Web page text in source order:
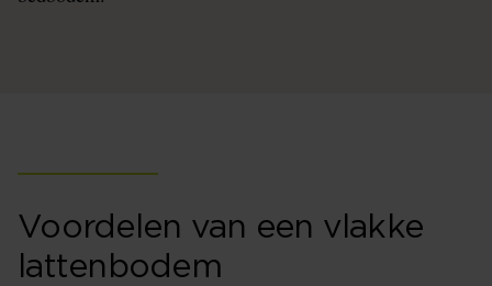
Voordelen van een vlakke
lattenbodem